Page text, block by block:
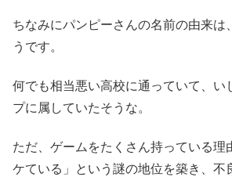
ちなみにパンピーさんの名前の由来は
うです。
何でも相当悪い高校に通っていて、い
プに属していたそうな。
ただ、ゲームをたくさん持っている理
ケている」という謎の地位を築き、不